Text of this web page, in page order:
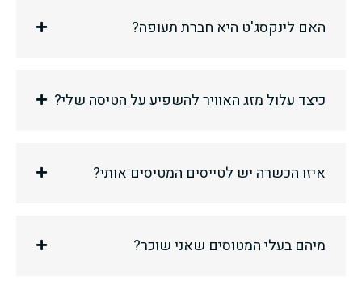
האם לינקסג'ט היא חברת תעופה?
כיצד עלול מזג האוויר להשפיע על הטיסה שלי?
איזו הכשרה יש לטייסים המטיסים אותי?
מיהם בעלי המטוסים שאני שוכר?